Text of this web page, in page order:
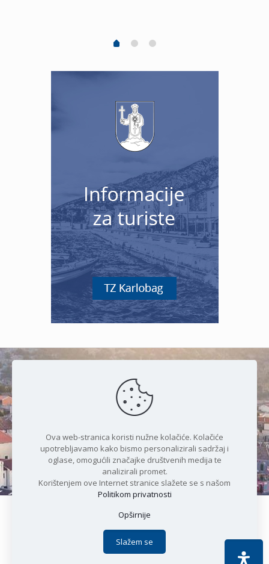
Čudesan spoj kristalnog mora i
prirode
Copyright © 2021 Općina Karlobag | Sva prava pridržana |
Politika privatnosti
Apoc IT
Ova web-stranica koristi nužne kolačiće. Kolačiće
upotrebljavamo kako bismo personalizirali sadržaj i
oglase, omogućili značajke društvenih medija te
analizirali promet.
Korištenjem ove Internet stranice slažete se s našom
Politikom privatnosti
Opširnije
Slažem se